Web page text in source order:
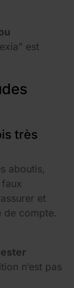
est
très
aboutis,
et
de compte.
n’est pas